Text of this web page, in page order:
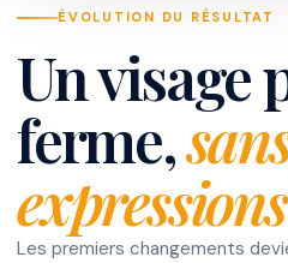
ÉVOLUTION DU RÉSULTAT
Un visage
ferme,
expressions
Les premiers changements